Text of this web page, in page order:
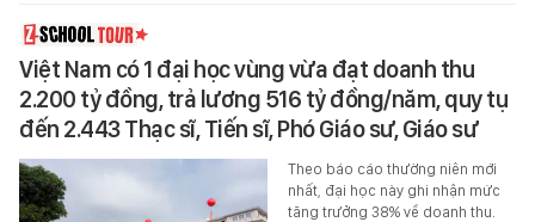
Việt Nam có 1 đại học vùng vừa đạt doanh thu
2.200 tỷ đồng, trả lương 516 tỷ đồng/năm, quy tụ
đến 2.443 Thạc sĩ, Tiến sĩ, Phó Giáo sư, Giáo sư
Theo báo cáo thường niên mới
nhất, đại học này ghi nhận mức
tăng trưởng 38% về doanh thu.